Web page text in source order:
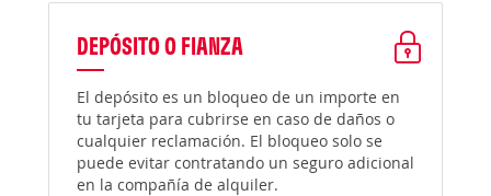
DEPÓSITO O FIANZA
El depósito es un bloqueo de un importe en
tu tarjeta para cubrirse en caso de daños o
cualquier reclamación. El bloqueo solo se
puede evitar contratando un seguro adicional
en la compañía de alquiler.